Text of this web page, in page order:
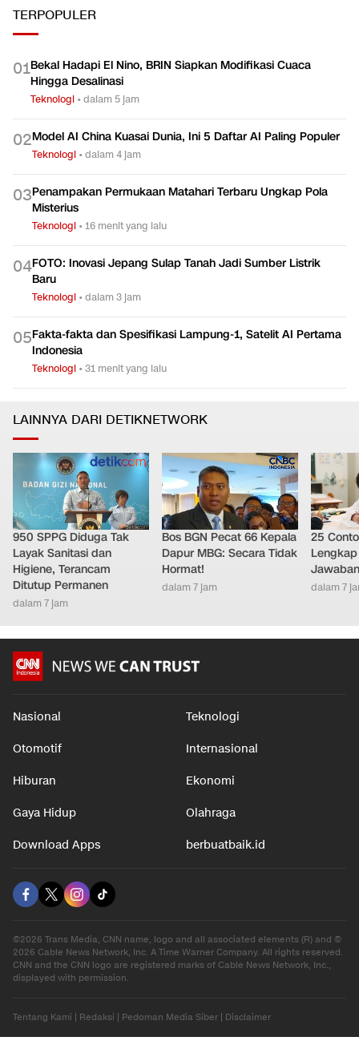
TERPOPULER
01Bekal Hadapi El Nino, BRIN Siapkan Modifikasi Cuaca
Hingga Desalinasi
Teknologi •dalam 5 jam
02Model AI China Kuasai Dunia, Ini 5 Daftar AI Paling Populer
Teknologi •dalam 4 jam
03Penampakan Permukaan Matahari Terbaru Ungkap Pola
Misterius
Teknologi •16 menit yang lalu
04FOTO: Inovasi Jepang Sulap Tanah Jadi Sumber Listrik
Baru
Teknologi •dalam 3 jam
05Fakta-fakta dan Spesifikasi Lampung-1, Satelit AI Pertama
Indonesia
Teknologi •31 menit yang lalu
LAINNYA DARI DETIKNETWORK
950 SPPG Diduga Tak
Layak Sanitasi dan
Higiene, Terancam
Ditutup Permanen
dalam 7 jam
Bos BGN Pecat 66 Kepala
Dapur MBG: Secara Tidak
Hormat!
dalam 7 jam
25
dalam 7
Nasional Teknologi
Otomotif Internasional
Hiburan Ekonomi
Gaya Hidup Olahraga
Download Apps berbuatbaik.id
©2026 Trans Media, CNN name, logo and all associated elements (R) and ©
2026 Cable News Network, Inc. A Time Warner Company. All rights reserved.
CNN and the CNN logo are registered marks of Cable News Network, Inc.,
displayed with permission.
Tentang Kami | Redaksi | Pedoman Media Siber | Disclaimer